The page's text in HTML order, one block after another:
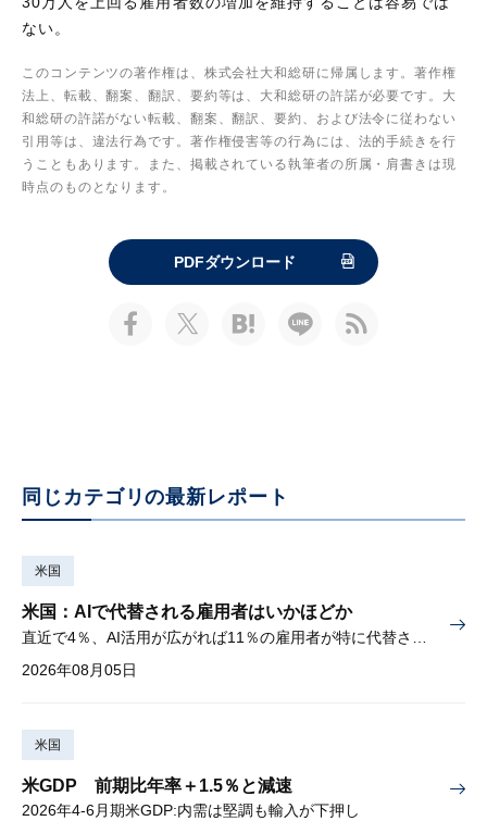
ない。
このコンテンツの著作権は、株式会社大和総研に帰属します。著作権
法上、転載、翻案、翻訳、要約等は、大和総研の許諾が必要です。大
和総研の許諾がない転載、翻案、翻訳、要約、および法令に従わない
引用等は、違法行為です。著作権侵害等の行為には、法的手続きを行
うこともあります。また、掲載されている執筆者の所属・肩書きは現
時点のものとなります。
PDFダウンロード
同じカテゴリの最新レポート
米国
米国：AIで代替される雇用者はいかほどか
2026年08月05日
米国
米GDP 前期比年率＋1.5％と減速
2026年4-6月期米GDP:内需は堅調も輸入が下押し